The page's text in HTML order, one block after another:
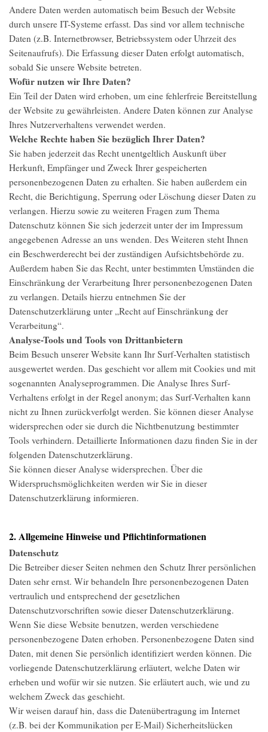
Andere Daten werden automatisch beim Besuch der Website
durch unsere IT-Systeme erfasst. Das sind vor allem technische
Daten (z.B. Internetbrowser, Betriebssystem oder Uhrzeit des
Seitenaufrufs). Die Erfassung dieser Daten erfolgt automatisch,
sobald Sie unsere Website betreten.
Wofür nutzen wir Ihre Daten?
Ein Teil der Daten wird erhoben, um eine fehlerfreie Bereitstellung
der Website zu gewährleisten. Andere Daten können zur Analyse
Ihres Nutzerverhaltens verwendet werden.
Welche Rechte haben Sie bezüglich Ihrer Daten?
Sie haben jederzeit das Recht unentgeltlich Auskunft über
Herkunft, Empfänger und Zweck Ihrer gespeicherten
personenbezogenen Daten zu erhalten. Sie haben außerdem ein
Recht, die Berichtigung, Sperrung oder Löschung dieser Daten zu
verlangen. Hierzu sowie zu weiteren Fragen zum Thema
Datenschutz können Sie sich jederzeit unter der im Impressum
angegebenen Adresse an uns wenden. Des Weiteren steht Ihnen
ein Beschwerderecht bei der zuständigen Aufsichtsbehörde zu.
Außerdem haben Sie das Recht, unter bestimmten Umständen die
Einschränkung der Verarbeitung Ihrer personenbezogenen Daten
zu verlangen. Details hierzu entnehmen Sie der
Datenschutzerklärung unter „Recht auf Einschränkung der
Verarbeitung“.
Analyse-Tools und Tools von Drittanbietern
Beim Besuch unserer Website kann Ihr Surf-Verhalten statistisch
ausgewertet werden. Das geschieht vor allem mit Cookies und mit
sogenannten Analyseprogrammen. Die Analyse Ihres Surf-
Verhaltens erfolgt in der Regel anonym; das Surf-Verhalten kann
nicht zu Ihnen zurückverfolgt werden. Sie können dieser Analyse
widersprechen oder sie durch die Nichtbenutzung bestimmter
Tools verhindern. Detaillierte Informationen dazu finden Sie in der
folgenden Datenschutzerklärung.
Sie können dieser Analyse widersprechen. Über die
Widerspruchsmöglichkeiten werden wir Sie in dieser
Datenschutzerklärung informieren.
2. Allgemeine Hinweise und Pflichtinformationen
Datenschutz
Die Betreiber dieser Seiten nehmen den Schutz Ihrer persönlichen
Daten sehr ernst. Wir behandeln Ihre personenbezogenen Daten
vertraulich und entsprechend der gesetzlichen
Datenschutzvorschriften sowie dieser Datenschutzerklärung.
Wenn Sie diese Website benutzen, werden verschiedene
personenbezogene Daten erhoben. Personenbezogene Daten sind
Daten, mit denen Sie persönlich identifiziert werden können. Die
vorliegende Datenschutzerklärung erläutert, welche Daten wir
erheben und wofür wir sie nutzen. Sie erläutert auch, wie und zu
welchem Zweck das geschieht.
Wir weisen darauf hin, dass die Datenübertragung im Internet
(z.B. bei der Kommunikation per E-Mail) Sicherheitslücken